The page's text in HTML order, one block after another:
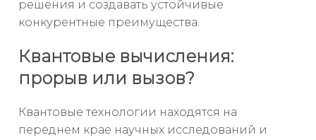
решения и создавать устойчивые
конкурентные преимущества.
Квантовые вычисления:
прорыв или вызов?
Квантовые технологии находятся на
переднем крае научных исследований и